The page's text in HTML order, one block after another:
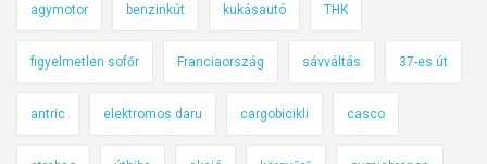
agymotor benzinkút kukásautó THK
figyelmetlen sofőr Franciaország sávváltás 37-es út
antric elektromos daru cargobicikli casco